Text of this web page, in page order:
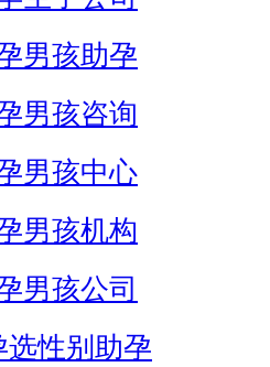
男孩助孕
男孩咨询
男孩中心
男孩机构
男孩公司
选性别助孕